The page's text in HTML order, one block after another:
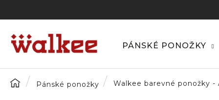
obsah
PÁNSKÉ PONOŽKY
DomůPánské ponožky Walkee barevné ponožky -
o
do
obchodu
do
obchodu
C
o
p
o